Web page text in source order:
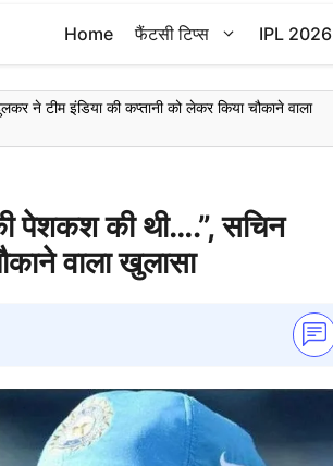
Home फैंटसी टिप्स IPL 2026
टीम इंडिया की कप्तानी को लेकर किया चौकाने वाला
पेशकश की थी….”, सचिन
वाला खुलासा